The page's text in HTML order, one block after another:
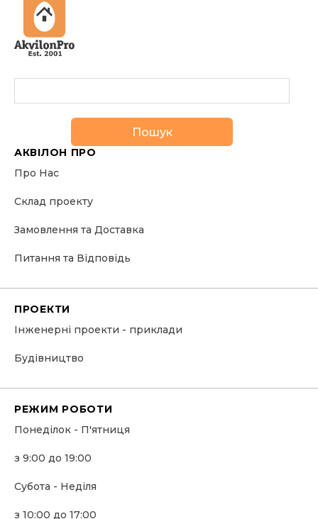
Пошук
АКВІЛОН ПРО
Про Нас
Склад проекту
Замовлення та Доставка
Питання та Відповідь
ПРОЕКТИ
Інженерні проекти - приклади
Будівництво
РЕЖИМ РОБОТИ
Понеділок - П'ятниця
з 9:00 до 19:00
Субота - Неділя
з 10:00 до 17:00